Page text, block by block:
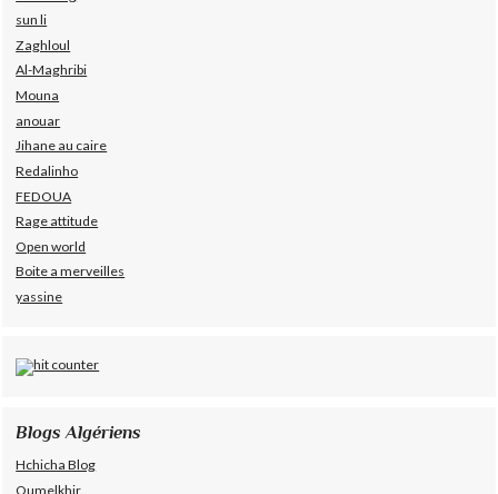
sun li
Zaghloul
Al-Maghribi
Mouna
anouar
Jihane au caire
Redalinho
FEDOUA
Rage attitude
Open world
Boite a merveilles
yassine
Blogs Algériens
Hchicha Blog
Oumelkhir